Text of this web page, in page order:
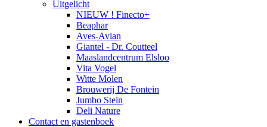
Uitgelicht
NIEUW ! Finecto+
Beaphar
Aves-Avian
Giantel - Dr. Coutteel
Maaslandcentrum Elsloo
Vita Vogel
Witte Molen
Brouwerij De Fontein
Jumbo Stein
Deli Nature
Contact en gastenboek